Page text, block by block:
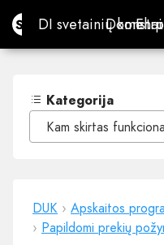
Site.proDI svetainių
DI svetainiųDomenai
Domenai
El.
El.
Kategorija
Kam skirtas
DUK › Apskaitos
› Papildomi prekių